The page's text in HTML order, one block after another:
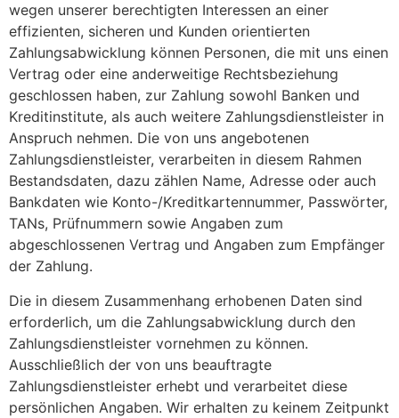
wegen unserer berechtigten Interessen an einer
effizienten, sicheren und Kunden orientierten
Zahlungsabwicklung können Personen, die mit uns einen
Vertrag oder eine anderweitige Rechtsbeziehung
geschlossen haben, zur Zahlung sowohl Banken und
Kreditinstitute, als auch weitere Zahlungsdienstleister in
Anspruch nehmen. Die von uns angebotenen
Zahlungsdienstleister, verarbeiten in diesem Rahmen
Bestandsdaten, dazu zählen Name, Adresse oder auch
Bankdaten wie Konto-/Kreditkartennummer, Passwörter,
TANs, Prüfnummern sowie Angaben zum
abgeschlossenen Vertrag und Angaben zum Empfänger
der Zahlung.
Die in diesem Zusammenhang erhobenen Daten sind
erforderlich, um die Zahlungsabwicklung durch den
Zahlungsdienstleister vornehmen zu können.
Ausschließlich der von uns beauftragte
Zahlungsdienstleister erhebt und verarbeitet diese
persönlichen Angaben. Wir erhalten zu keinem Zeitpunkt